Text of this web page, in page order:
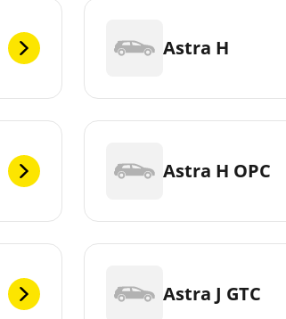
Astra H
Astra H OPC
Astra J GTC